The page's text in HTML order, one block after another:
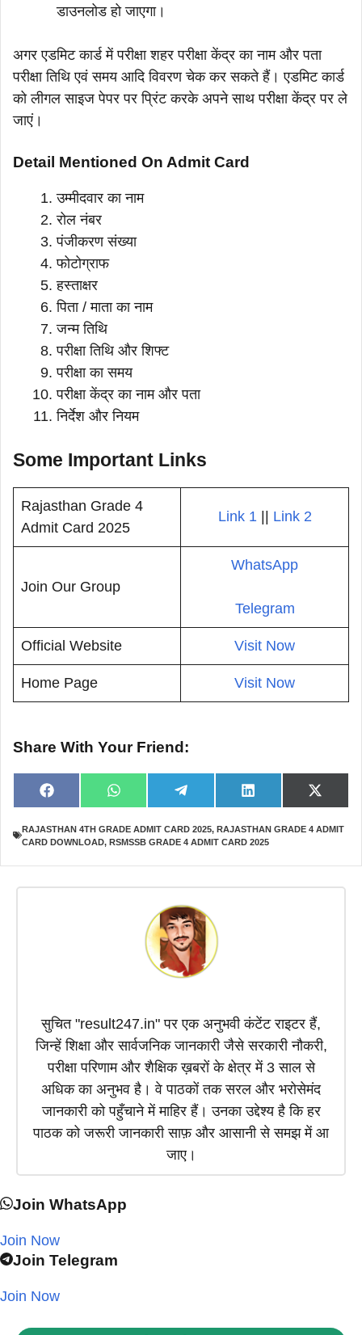
डाउनलोड हो जाएगा।
अगर एडमिट कार्ड में परीक्षा शहर परीक्षा केंद्र का नाम और पता
परीक्षा तिथि एवं समय आदि विवरण चेक कर सकते हैं। एडमिट कार्ड
को लीगल साइज पेपर पर प्रिंट करके अपने साथ परीक्षा केंद्र पर ले
जाएं।
Detail Mentioned On Admit Card
उम्मीदवार का नाम
रोल नंबर
पंजीकरण संख्या
फोटोग्राफ
हस्ताक्षर
पिता / माता का नाम
जन्म तिथि
परीक्षा तिथि और शिफ्ट
परीक्षा का समय
परीक्षा केंद्र का नाम और पता
निर्देश और नियम
Some Important Links
Rajasthan Grade 4
Admit Card 2025
Link 1 || Link 2
Join Our Group
WhatsApp
Telegram
Official Website Visit Now
Home Page Visit Now
Share With Your Friend:
Share
on
F
a
e
b
o
Share
on
W
h
t
s
p
Share
on
e
e
g
a
Share
on
L
i
k
e
I
Share
on
X
(
w
t
RAJASTHAN 4TH GRADE ADMIT CARD 2025, RAJASTHAN GRADE 4 ADMIT
CARD DOWNLOAD, RSMSSB GRADE 4 ADMIT CARD 2025
सुचित "result247.in" पर एक अनुभवी कंटेंट राइटर हैं,
जिन्हें शिक्षा और सार्वजनिक जानकारी जैसे सरकारी नौकरी,
परीक्षा परिणाम और शैक्षिक ख़बरों के क्षेत्र में 3 साल से
अधिक का अनुभव है। वे पाठकों तक सरल और भरोसेमंद
जानकारी को पहुँचाने में माहिर हैं। उनका उद्देश्य है कि हर
पाठक को जरूरी जानकारी साफ़ और आसानी से समझ में आ
जाए।
Join WhatsApp
Join Now
Join Telegram
Join Now